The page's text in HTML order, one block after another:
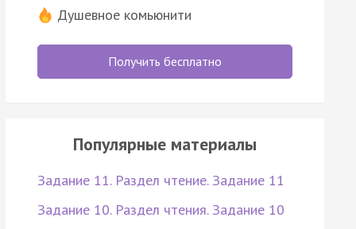
Душевное комьюнити
Получить бесплатно
Популярные материалы
Задание 11. Раздел чтение. Задание 11
Задание 10. Раздел чтения. Задание 10